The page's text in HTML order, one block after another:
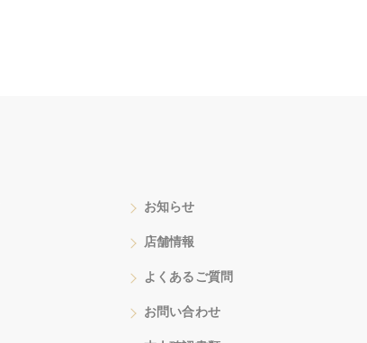
お知らせ
店舗情報
よくあるご質問
お問い合わせ